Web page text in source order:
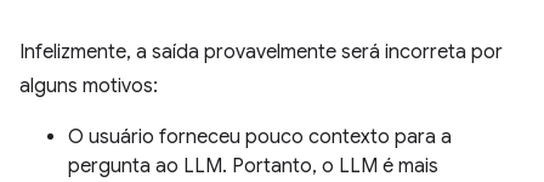
Infelizmente, a saída provavelmente será incorreta por
alguns motivos:
O usuário forneceu pouco contexto para a
pergunta ao LLM. Portanto, o LLM é mais